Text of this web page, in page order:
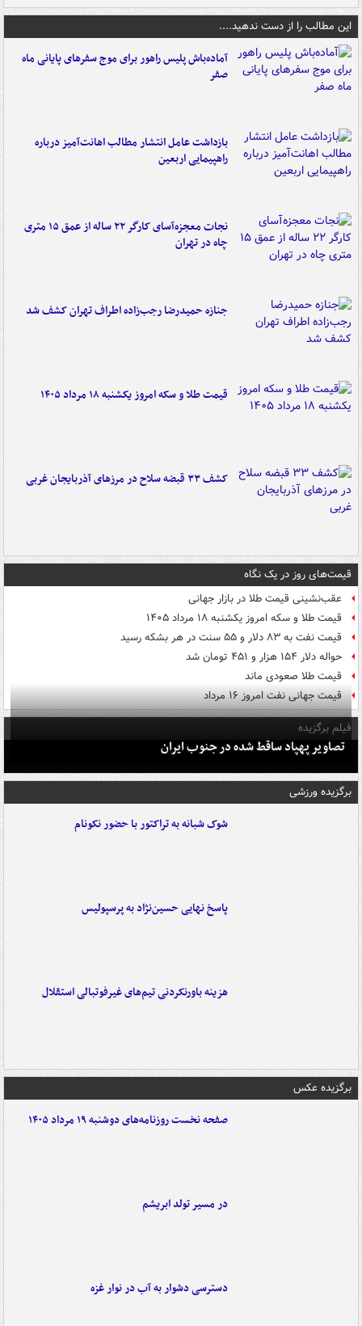
این مطالب را از دست ندهید....
آماده‌باش پلیس راهور برای موج سفرهای پایانی ماه
صفر
بازداشت عامل انتشار مطالب اهانت‌آمیز درباره
راهپیمایی اربعین
نجات معجزه‌آسای کارگر ۲۲ ساله از عمق ۱۵ متری
چاه در تهران
جنازه حمیدرضا رجب‌زاده اطراف تهران کشف شد
قیمت طلا و سکه امروز یکشنبه ۱۸ مرداد ۱۴۰۵
کشف ۳۳ قبضه سلاح در مرزهای آذربایجان غربی
قیمت‌های روز در یک نگاه
عقب‌نشینی قیمت طلا در بازار جهانی
قیمت طلا و سکه امروز یکشنبه ۱۸ مرداد ۱۴۰۵
قیمت نفت به ۸۳ دلار و ۵۵ سنت در هر بشکه رسید
حواله دلار ۱۵۴ هزار و ۴۵۱ تومان شد
قیمت طلا صعودی ماند
قیمت جهانی نفت امروز ۱۶ مرداد
فیلم برگزیده
تصاویر پهپاد ساقط شده در جنوب ایران
برگزیده ورزشی
شوک شبانه به تراکتور با حضور نکونام
پاسخ نهایی حسین‌نژاد به پرسپولیس
هزینه باورنکردنی تیم‌های غیرفوتبالی استقلال
برگزیده عکس
صفحه نخست روزنامه‌های دوشنبه ۱۹ مرداد ۱۴۰۵
در مسیر تولد ابریشم
دسترسی دشوار به آب در نوار غزه